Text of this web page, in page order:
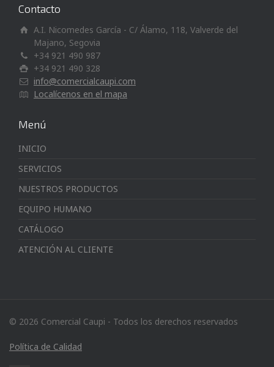
Contacto
A.I. Nicomedes García - C/ Álamo, 118, Valverde del
Majano, Segovia
+34 921 490 987
+34 921 490 328
info@comercialcaupi.com
Localícenos en el mapa
Menú
INICIO
SERVICIOS
NUESTROS PRODUCTOS
EQUIPO HUMANO
CATÁLOGO
ATENCIÓN AL CLIENTE
© 2026 Comercial Caupi - Todos los derechos reservados
Política de Calidad